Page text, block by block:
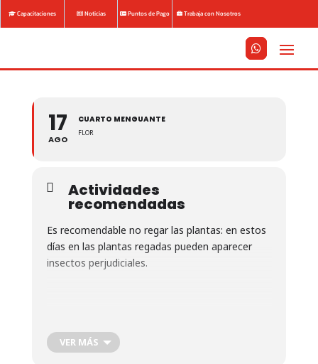
Capacitaciones Noticias Puntos de Pago Trabaja con Nosotros



17
AGO
CUARTO MENGUANTE
FLOR
Actividades
recomendadas
Es recomendable no regar las plantas: en estos
días en las plantas regadas pueden aparecer
insectos perjudiciales.
VER MÁS